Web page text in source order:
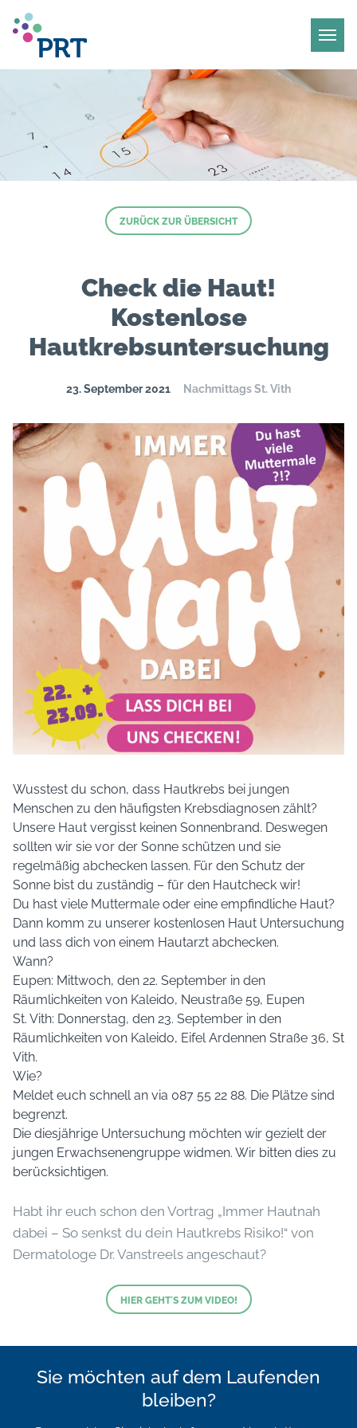
ZURÜCK ZUR ÜBERSICHT
Check die Haut!
Kostenlose
Hautkrebsuntersuchung
23. September 2021 Nachmittags St. Vith
Wusstest du schon, dass Hautkrebs bei jungen
Menschen zu den häufigsten Krebsdiagnosen zählt?
Unsere Haut vergisst keinen Sonnenbrand. Deswegen
sollten wir sie vor der Sonne schützen und sie
regelmäßig abchecken lassen. Für den Schutz der
Sonne bist du zuständig – für den Hautcheck wir!
Du hast viele Muttermale oder eine empfindliche Haut?
Dann komm zu unserer kostenlosen Haut Untersuchung
und lass dich von einem Hautarzt abchecken.
Wann?
Eupen: Mittwoch, den 22. September in den
Räumlichkeiten von Kaleido, Neustraße 59, Eupen
St. Vith: Donnerstag, den 23. September in den
Räumlichkeiten von Kaleido, Eifel Ardennen Straße 36, St
Vith.
Wie?
Meldet euch schnell an via 087 55 22 88. Die Plätze sind
begrenzt.
Die diesjährige Untersuchung möchten wir gezielt der
jungen Erwachsenengruppe widmen. Wir bitten dies zu
berücksichtigen.
Habt ihr euch schon den Vortrag „Immer Hautnah
dabei – So senkst du dein Hautkrebs Risiko!“ von
Dermatologe Dr. Vanstreels angeschaut?
HIER GEHT´S ZUM VIDEO!
Sie möchten auf dem Laufenden
bleiben?